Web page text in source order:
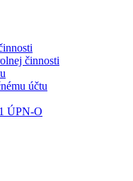
činnosti
účtu
ÚPN-O